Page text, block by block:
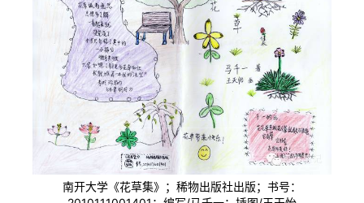
南开大学《花草集》；稀物出版社出版；书号：